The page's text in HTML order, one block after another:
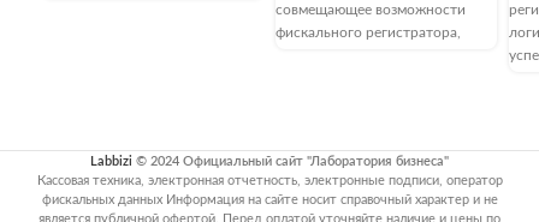
совмещающее возможности
фискального регистратора,
Есть автоотрезчик.
Поддерживает чековые ленты
шириной 80 и 57 мм. Объем
Labbizi © 2024 Официальный сайт "Лаборатория бизнеса"
Кассовая техника, электронная отчетность, электронные подписи, оператор
фискальных данных Информация на сайте носит справочный характер и не
является публичной офертой. Перед оплатой уточняйте наличие и цены по